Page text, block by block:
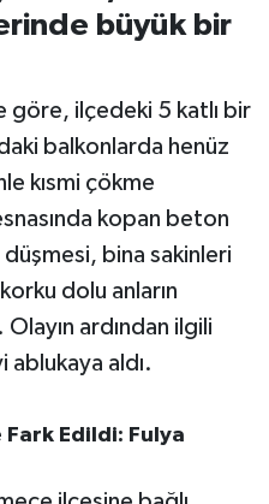
büyük bir
göre, ilçedeki 5 katlı bir
balkonlarda henüz
kısmi çökme
kopan beton
düşmesi, bina sakinleri
dolu anların
ardından ilgili
aldı.
Fark Edildi: Fulya